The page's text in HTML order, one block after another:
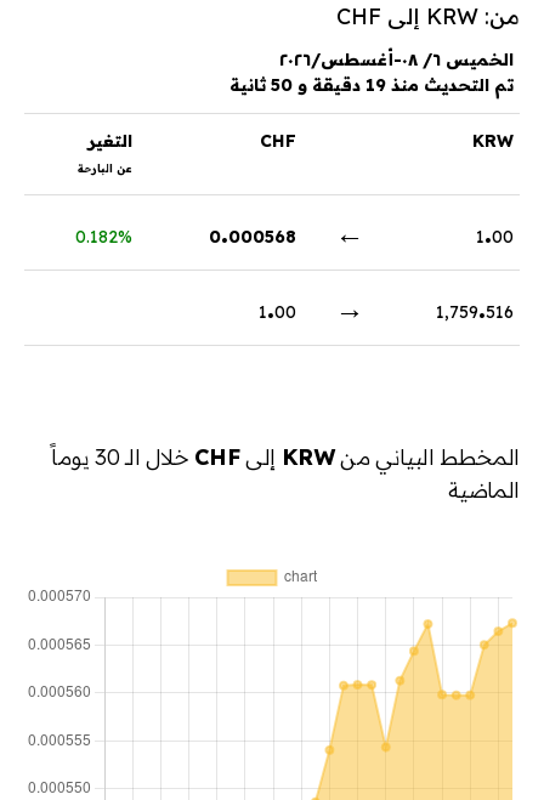
من: KRW إلى CHF
الخميس ٦/ ٠٨-أغسطس/٢٠٢٦
تم التحديث منذ 19 دقيقة و 50 ثانية
KRW
CHF التغير
عن البارحة
1.00
←
0.000568
0.182%
1,759.516
→
1.00
المخطط البياني منKRW إلىCHF
خلال الـ 30 يوماً
الماضية